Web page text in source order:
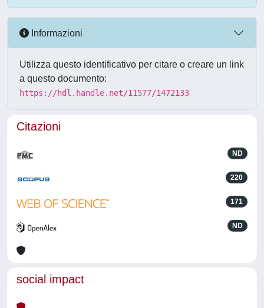
Informazioni
Utilizza questo identificativo per citare o creare un link
a questo documento:
https://hdl.handle.net/11577/1472133
Citazioni
ND
220
171
ND
social impact